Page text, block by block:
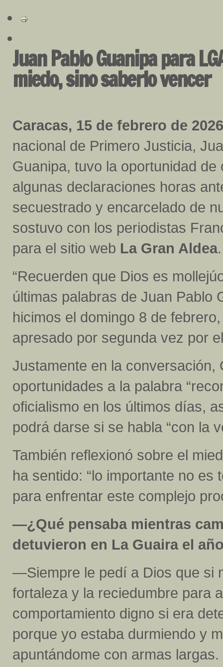
Juan Pablo Guanipa para
miedo, sino saberlo vencer
Caracas, 15 de febrero de
nacional de Primero Justicia,
Guanipa, tuvo la oportunidad de
algunas declaraciones horas
secuestrado y encarcelado de
sostuvo con los periodistas
para el sitio web La Gran Aldea.
“Recuerden que Dios es
últimas palabras de Juan Pablo
hicimos el domingo 8 de
apresado por segunda vez por
Justamente en la conversación,
oportunidades a la palabra
oficialismo en los últimos días,
podrá darse si se habla “con la
También reflexionó sobre el
ha sentido: “lo importante no
para enfrentar este complejo
—¿Qué pensaba mientras
detuvieron en La Guaira el
—Siempre le pedí a Dios que si
fortaleza y la reciedumbre para
comportamiento digno si era
porque yo estaba durmiendo y
apuntándome con armas largas.